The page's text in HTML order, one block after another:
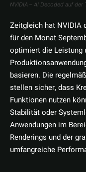
NVIDIA – AI Decoded auf
Zeitgleich hat NVIDIA
für den Monat
optimiert die Leistung
basieren. Die
stellen sicher, dass
Funktionen nutzen
Stabilität oder
Anwendungen im
Renderings und der
umfangreiche